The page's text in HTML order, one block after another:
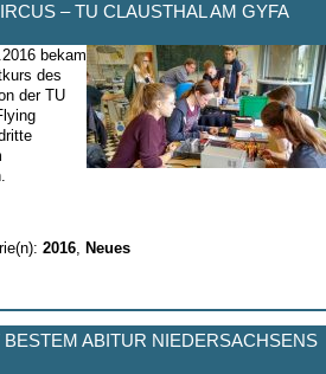
– TU CLAUSTHAL AM GYFA
bekam
des
der TU
2016 ,Neues
ABITUR NIEDERSACHSENS